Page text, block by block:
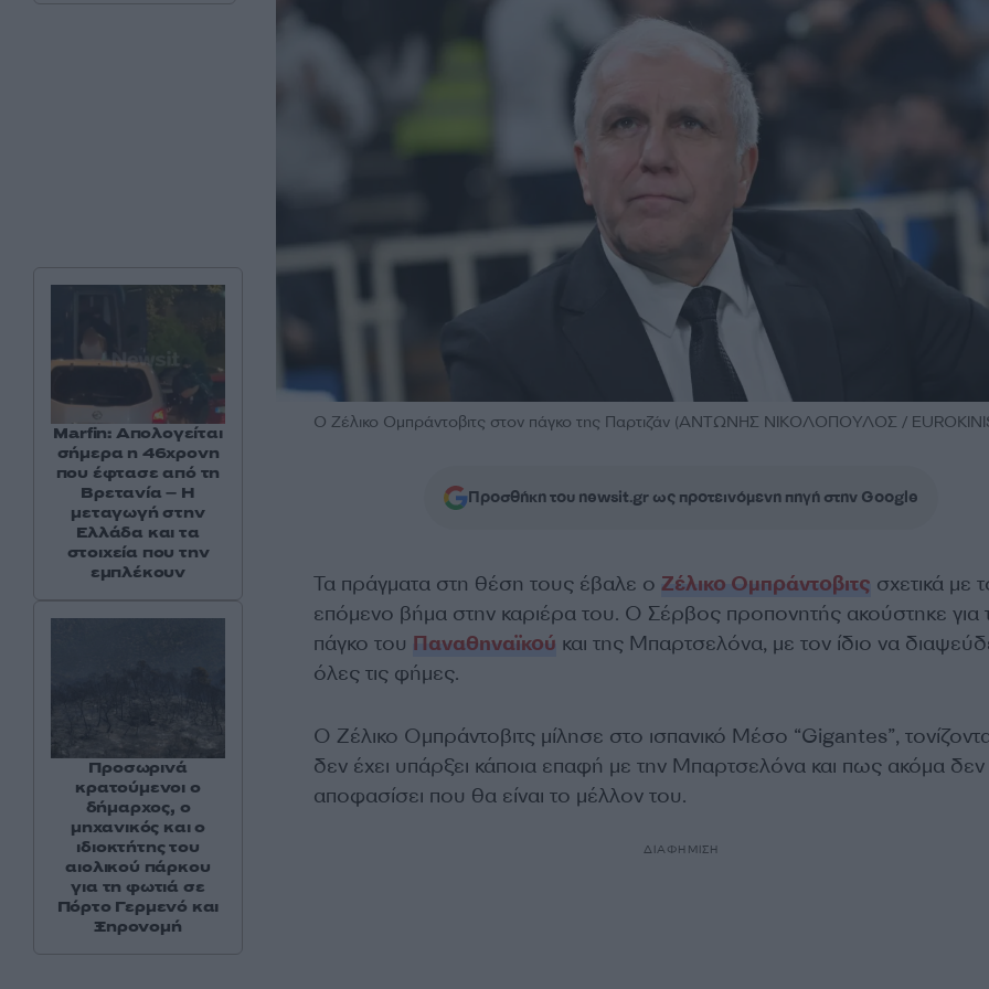
Ο Ζέλικο Ομπράντοβιτς στον πάγκο της Παρτιζάν (ΑΝΤΩΝΗΣ ΝΙΚΟΛΟΠΟΥΛΟΣ /
Προσθήκη του newsit.gr ως προτεινόμενη πηγή στην Google
Τα πράγματα στη θέση τους έβαλε ο Ζέλικο Ομπράντοβιτς σχετικά με
επόμενο βήμα στην καριέρα του. Ο Σέρβος προπονητής ακούστηκε για
πάγκο του Παναθηναϊκού και της Μπαρτσελόνα, με τον ίδιο να
όλες τις φήμες.
Ο Ζέλικο Ομπράντοβιτς μίλησε στο ισπανικό Μέσο “Gigantes”,
δεν έχει υπάρξει κάποια επαφή με την Μπαρτσελόνα και πως ακόμα δεν
αποφασίσει που θα είναι το μέλλον του.
ΔΙΑΦΗΜΙΣΗ
Marfin: Απολογείται
σήμερα η 46χρονη
που έφτασε από τη
Βρετανία – Η
μεταγωγή στην
Ελλάδα και τα
στοιχεία που την
εμπλέκουν
Προσωρινά
κρατούμενοι ο
δήμαρχος, ο
μηχανικός και ο
ιδιοκτήτης του
αιολικού πάρκου
για τη φωτιά σε
Πόρτο Γερμενό και
Ξηρονομή